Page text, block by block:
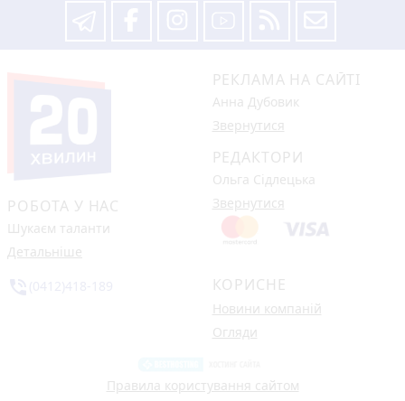
РОБОТА У НАС
Шукаєм таланти
Детальніше
РЕКЛАМА НА САЙТІ
Анна Дубовик
Звернутися
РЕДАКТОРИ
Ольга Сідлецька
Звернутися
КОРИСНЕ
Новини компаній
Огляди
Правила користування сайтом